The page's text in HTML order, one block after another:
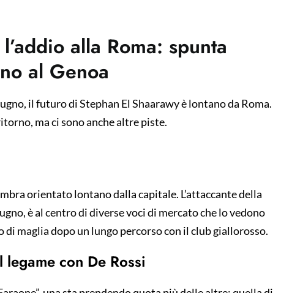
alla Roma: spunta
al Genoa
il futuro di Stephan El Shaarawy è lontano da Roma.
ma ci sono anche altre piste.
orientato lontano dalla capitale. L’attaccante della
è al centro di diverse voci di mercato che lo vedono
maglia dopo un lungo percorso con il club giallorosso.
con De Rossi